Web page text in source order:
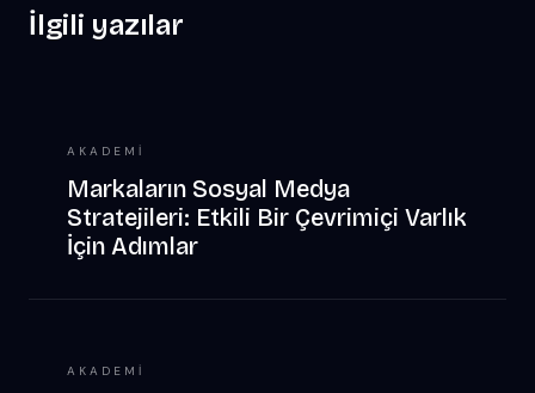
İlgili yazılar
AKADEMI
Markaların Sosyal Medya
Stratejileri: Etkili Bir Çevrimiçi Varlık
İçin Adımlar
AKADEMI